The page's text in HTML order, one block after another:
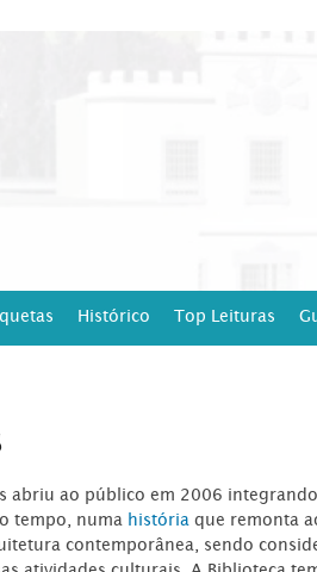
Histórico Top Leituras
abriu ao público em 2006
tempo, numa história que remonta
contemporânea, sendo